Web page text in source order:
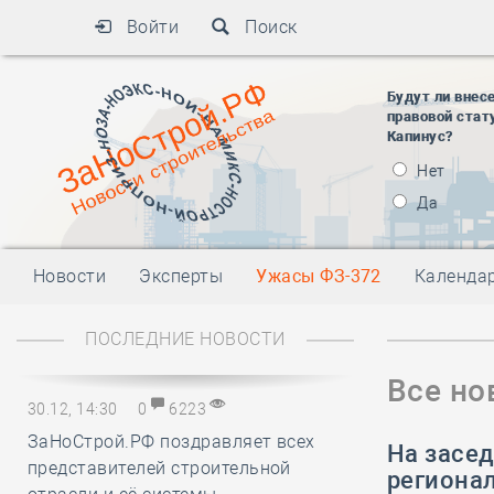
Войти Поиск
Будут ли
правовой
Капинус?
Нет
Да
Новости Эксперты Ужасы ФЗ-372
ПОСЛЕДНИЕ НОВОСТИ
30.12, 14:30 0 6223
ЗаНоСтрой.РФ поздравляет всех
представителей строительной
Все
На